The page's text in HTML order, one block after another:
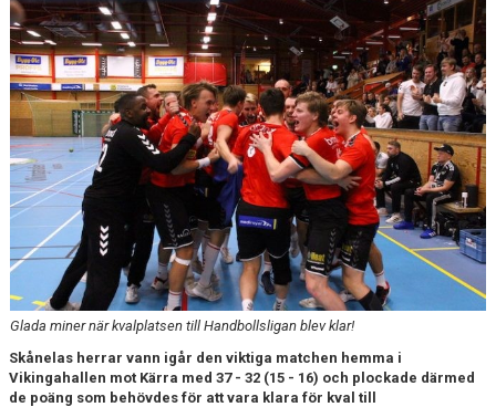
KALENDER
KONTAKT LAG
DOMARE/FUNKTIONÄRER
DOKUMENT
LÄNKAR
KORTPLANSSPELEN
Glada miner när kvalplatsen till Handbollsligan blev klar!
Skånelas herrar vann igår den viktiga matchen hemma i
Vikingahallen mot Kärra med 37 - 32 (15 - 16) och plockade därmed
de poäng som behövdes för att vara klara för kval till